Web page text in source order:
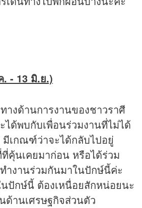
- 13 มิ.ย.)
ทางด้านการงานของชาวราศี
ด้พบกับเพื่อนร่วมงานที่ไม่ได้
เกณฑ์ว่าจะได้กลับไปอยู่
คุ้นเคยมาก่อน หรือได้ร่วม
ำงานร่วมกันมาในปักษ์นี้ค่ะ
นปักษ์นี้ ต้องเหนื่อยสักหน่อยนะ
ด้านเศรษฐกิจส่วนตัว